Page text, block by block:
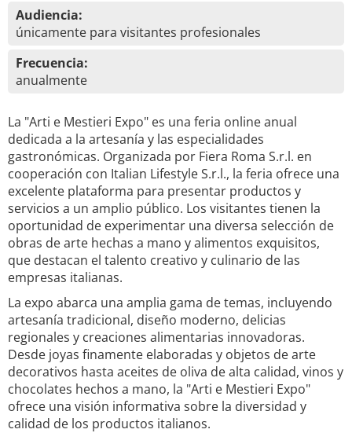
Audiencia:
únicamente para visitantes profesionales
Frecuencia:
anualmente
La "Arti e Mestieri Expo" es una feria online anual
dedicada a la artesanía y las especialidades
gastronómicas. Organizada por Fiera Roma S.r.l. en
cooperación con Italian Lifestyle S.r.l., la feria ofrece una
excelente plataforma para presentar productos y
servicios a un amplio público. Los visitantes tienen la
oportunidad de experimentar una diversa selección de
obras de arte hechas a mano y alimentos exquisitos,
que destacan el talento creativo y culinario de las
empresas italianas.
La expo abarca una amplia gama de temas, incluyendo
artesanía tradicional, diseño moderno, delicias
regionales y creaciones alimentarias innovadoras.
Desde joyas finamente elaboradas y objetos de arte
decorativos hasta aceites de oliva de alta calidad, vinos y
chocolates hechos a mano, la "Arti e Mestieri Expo"
ofrece una visión informativa sobre la diversidad y
calidad de los productos italianos.